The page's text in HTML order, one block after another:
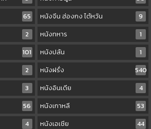
65 หนังจีน ฮ่องกง ไต้หวัน
9
2 หนังทหาร
1
101 หนังปล้น
1
2 หนังฝรั่ง
540
3 หนังอินเดีย
4
56 หนังเกาหลี
53
4 หนังเอเชีย
44